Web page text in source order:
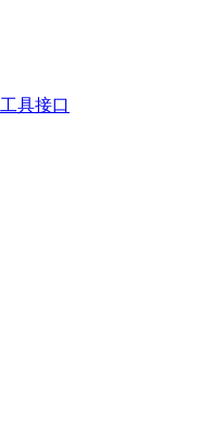
工具接口